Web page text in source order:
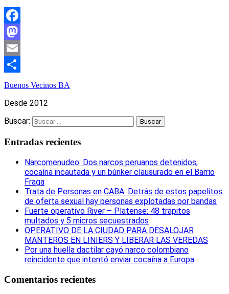
Facebook
Mastodon
Email
Compartir
Buenos Vecinos BA
Desde 2012
Buscar:
Entradas recientes
Narcomenudeo: Dos narcos peruanos detenidos,
cocaína incautada y un búnker clausurado en el Barrio
Fraga
Trata de Personas en CABA: Detrás de estos papelitos
de oferta sexual hay personas explotadas por bandas
Fuerte operativo River – Platense: 48 trapitos
multados y 5 micros secuestrados
OPERATIVO DE LA CIUDAD PARA DESALOJAR
MANTEROS EN LINIERS Y LIBERAR LAS VEREDAS
Por una huella dactilar cayó narco colombiano
reincidente que intentó enviar cocaína a Europa
Comentarios recientes